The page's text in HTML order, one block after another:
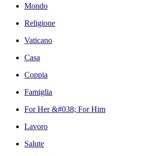
Mondo
Religione
Vaticano
Casa
Coppia
Famiglia
For Her &#038; For Him
Lavoro
Salute